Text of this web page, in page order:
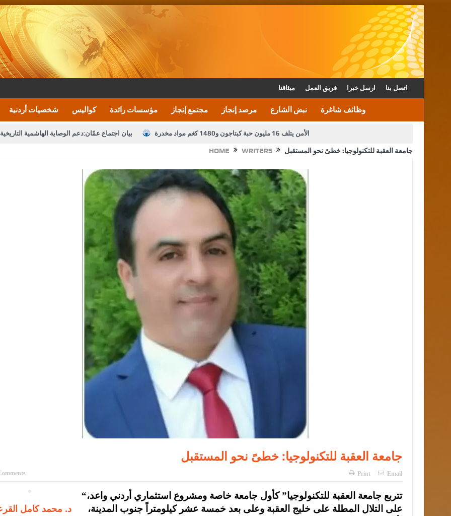
ميثاقنا فريق العمل ارسل خبرا اتصل بنا
شخصيات أردنية كواليس مؤسسات رائدة مجتمع إنجاز مرصد إنجاز نبض الشارع وظائف شاغرة
بيان اجتماع عمّان:دعم الوصاية الهاشمية الأمن يتلف 16 مليون حبة كبتاجون و1480 كغم مواد مخدرة
القاضي يلتقي رؤساء تحرير الصحف اليومية ويؤكد حرص دعوة المكلفين بخدمة العلم (الدفعة الثالثة) إلى مراجعة منصة خدمة العلم
الملك يتلقى اتصالا هاتفيا من العاهل البحريني القاضي محمود أحمد فريحات.. مبارك ومزيدا من التوفيق
HOME WRITERS جامعة العقبة للتكنولوجيا: خطىً نحو المستقبل
جامعة العقبة للتكنولوجيا: خطىً نحو المستقبل
Print Email
د. محمد كامل
“تتربع جامعة العقبة للتكنولوجيا” كأول جامعة خاصة ومشروع استثماري أردني واعد،
على التلال المطلة على خليج العقبة وعلى بعد خمسة عشر كيلومتراً جنوب المدينة،